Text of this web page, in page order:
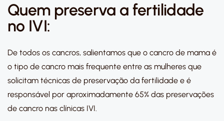
Quem preserva a fertilidade
no IVI:
De todos os cancros, salientamos que o cancro de mama é
o tipo de cancro mais frequente entre as mulheres que
solicitam técnicas de preservação da fertilidade e é
responsável por aproximadamente 65% das preservações
de cancro nas clínicas IVI.